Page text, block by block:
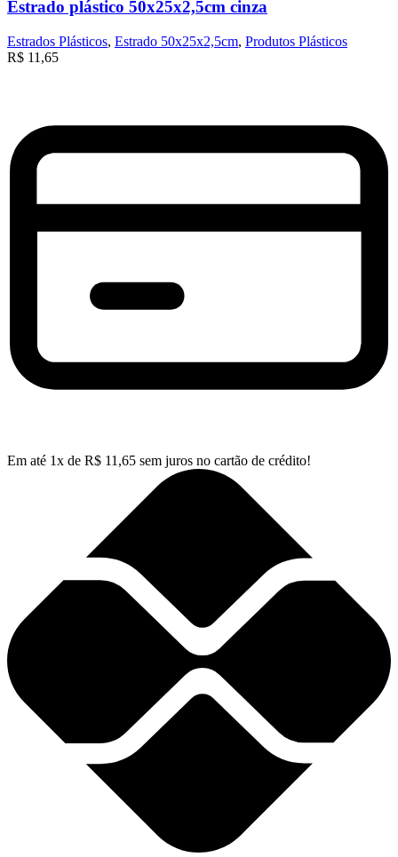
Estrado plástico 50x25x2,5cm cinza
Estrados Plásticos, Estrado 50x25x2,5cm, Produtos Plásticos
R$ 11,65
Em até 1x de R$ 11,65 sem juros no cartão de crédito!